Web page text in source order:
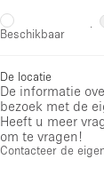
Beschikbaar ·
De locatie
De informatie
bezoek met de
Heeft u meer
om te vragen!
Contacteer de